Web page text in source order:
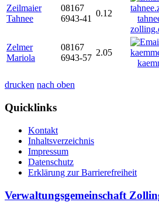
Zeilmaier
Tahnee
08167
6943-41
0.12
Zelmer
Mariola
08167
6943-57
2.05
drucken nach oben
Quicklinks
Kontakt
Inhaltsverzeichnis
Impressum
Datenschutz
Erklärung zur Barrierefreiheit
Verwaltungsgemeinschaft